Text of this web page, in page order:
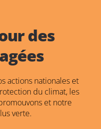
des
actions nationales et
du climat, les
et notre
verte.